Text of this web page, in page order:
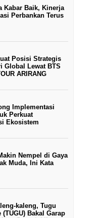
Kabar Baik, Kinerja
Perbankan Terus
Posisi Strategis
Global Lewat BTS
ARIRANG
Implementasi
Perkuat
Ekosistem
Nempel di Gaya
Muda, Ini Kata
kaleng, Tugu
(TUGU) Bakal Garap